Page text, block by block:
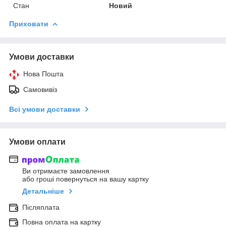
Стан
Новий
Приховати
Умови доставки
Нова Пошта
Самовивіз
Всі умови доставки
Умови оплати
Ви отримаєте замовлення
або гроші повернуться на вашу картку
Детальніше
Післяплата
Повна оплата на картку